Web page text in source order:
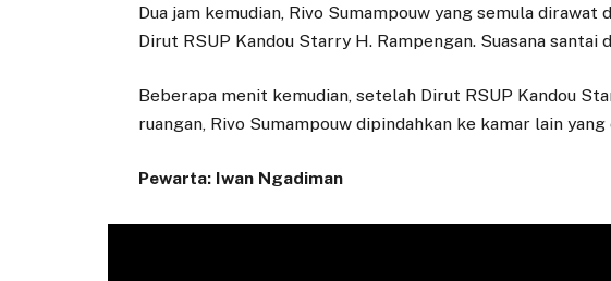
Dua jam kemudian, Rivo Sumampouw yang semula
Dirut RSUP Kandou Starry H. Rampengan. Suasana
Beberapa menit kemudian, setelah Dirut RSUP Kandou
ruangan, Rivo Sumampouw dipindahkan ke kamar lain
Pewarta: Iwan Ngadiman